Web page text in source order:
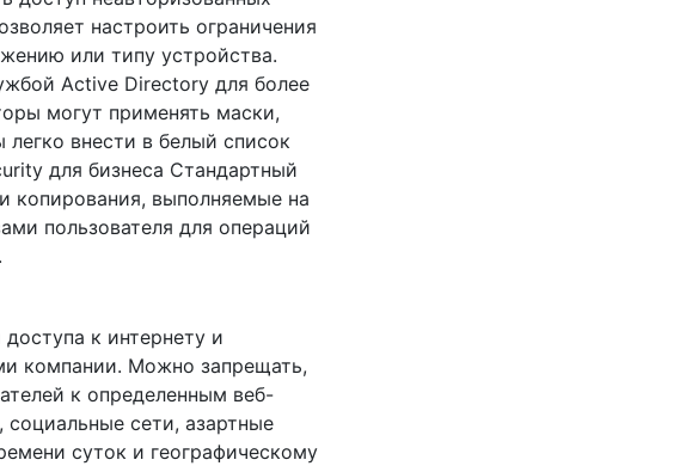
настроить ограничения
или типу устройства.
Active Directory для более
могут применять маски,
легко внести в белый список
для бизнеса Стандартный
копирования, выполняемые на
пользователя для операций
к интернету и
компании. Можно запрещать,
к определенным веб-
сети, азартные
суток и географическому